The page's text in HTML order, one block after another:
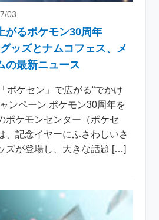
03
がるポケモン30周年
ッズとナムコフェス、メ
の最新ニュース
ポケセン」で広がる“でかけ
ンペーン ポケモン30周年を
ポケモンセンター（ポケセ
、記念イヤーにふさわしいさ
ズが登場し、大きな話題 […]